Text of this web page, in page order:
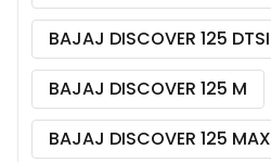
BAJAJ DISCOVER 125 DTSI
BAJAJ DISCOVER 125 M
BAJAJ DISCOVER 125 MAX